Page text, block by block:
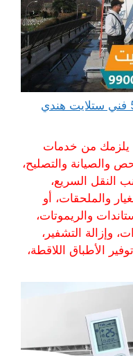
فني ستلايت المطلاع 52227330 فني ستلايت هندي
يلزمك من خدمات
والصيانة والتصليح،
النقل السريع،
والملحقات، أو
والريموتات،
وإزالة التشفير،
الأطباق اللاقطة،